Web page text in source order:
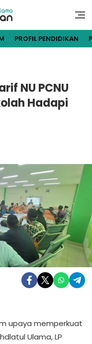
PROFIL PENDIDIKAN
NU PCNU
Hadapi
upaya memperkuat
Ulama, LP